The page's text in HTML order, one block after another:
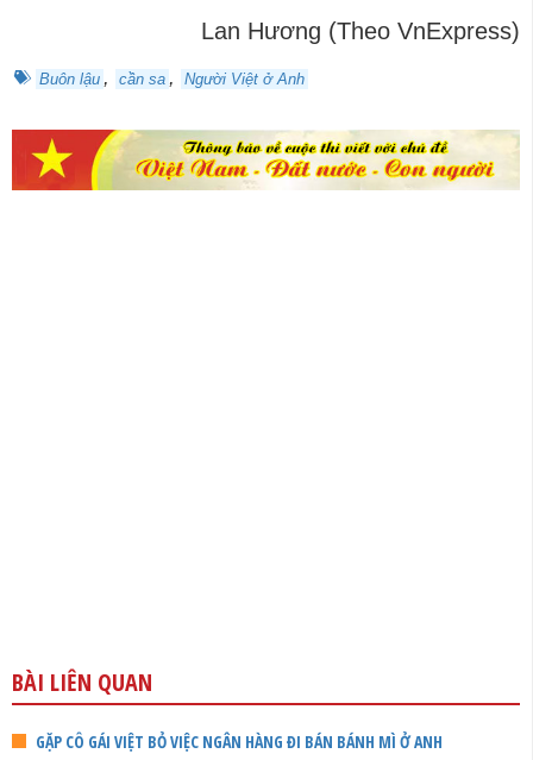
Lan Hương (Theo VnExpress)
Buôn lậu , cần sa , Người Việt ở Anh
BÀI LIÊN QUAN
GẶP CÔ GÁI VIỆT BỎ VIỆC NGÂN HÀNG ĐI BÁN BÁNH MÌ Ở ANH